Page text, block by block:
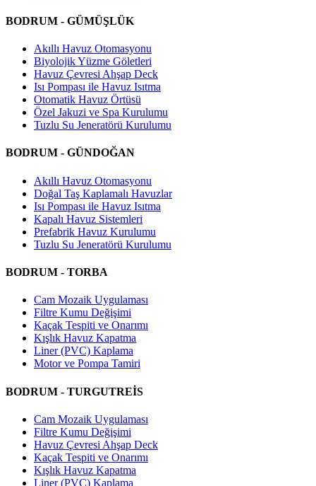
BODRUM - GÜMÜŞLÜK
Akıllı Havuz Otomasyonu
Biyolojik Yüzme Göletleri
Havuz Çevresi Ahşap Deck
Isı Pompası ile Havuz Isıtma
Otomatik Havuz Örtüsü
Özel Jakuzi ve Spa Kurulumu
Tuzlu Su Jeneratörü Kurulumu
BODRUM - GÜNDOĞAN
Akıllı Havuz Otomasyonu
Doğal Taş Kaplamalı Havuzlar
Isı Pompası ile Havuz Isıtma
Kapalı Havuz Sistemleri
Prefabrik Havuz Kurulumu
Tuzlu Su Jeneratörü Kurulumu
BODRUM - TORBA
Cam Mozaik Uygulaması
Filtre Kumu Değişimi
Kaçak Tespiti ve Onarımı
Kışlık Havuz Kapatma
Liner (PVC) Kaplama
Motor ve Pompa Tamiri
BODRUM - TURGUTREİS
Cam Mozaik Uygulaması
Filtre Kumu Değişimi
Havuz Çevresi Ahşap Deck
Kaçak Tespiti ve Onarımı
Kışlık Havuz Kapatma
Liner (PVC) Kaplama